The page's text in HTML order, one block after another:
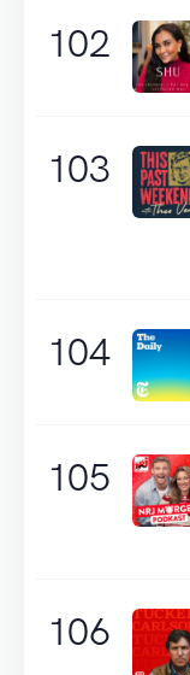
102
103
104
105
106